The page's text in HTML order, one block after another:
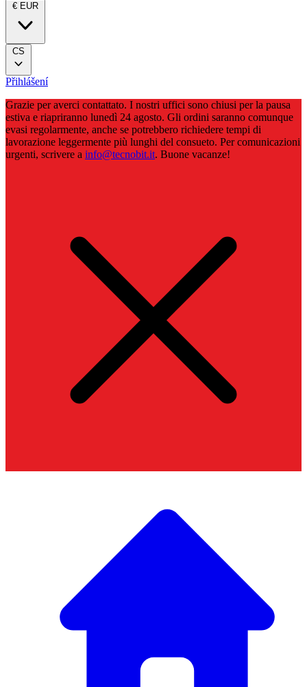
€ EUR
CS
Přihlášení
Grazie per averci contattato. I nostri uffici sono chiusi per la pausa
estiva e riapriranno lunedì 24 agosto. Gli ordini saranno comunque
evasi regolarmente, anche se potrebbero richiedere tempi di
lavorazione leggermente più lunghi del consueto. Per comunicazioni
urgenti, scrivere a info@tecnobit.it. Buone vacanze!